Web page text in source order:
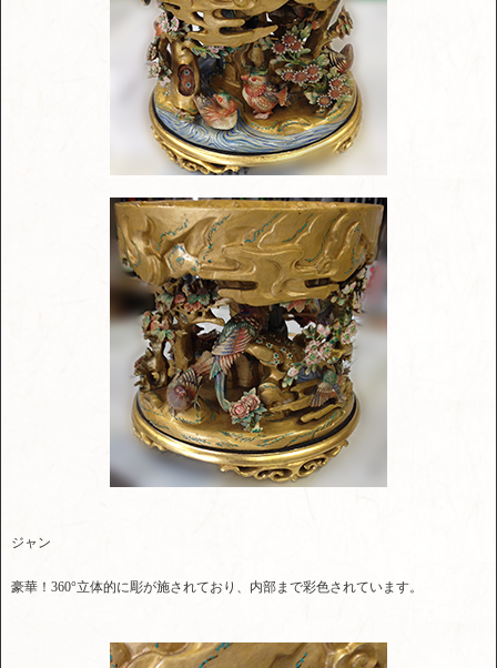
ジャン
豪華！360°立体的に彫が施されており、内部まで彩色されています。